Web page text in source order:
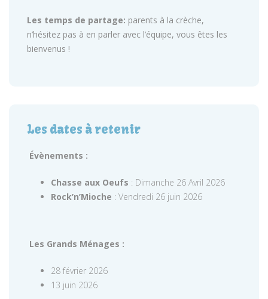
Les temps de partage: parents à la crèche,
n’hésitez pas à en parler avec l’équipe, vous êtes les
bienvenus !
Les dates à retenir
Évènements :
Chasse aux Oeufs : Dimanche 26 Avril 2026
Rock’n’Mioche : Vendredi 26 juin 2026
Les Grands Ménages :
28 février 2026
13 juin 2026